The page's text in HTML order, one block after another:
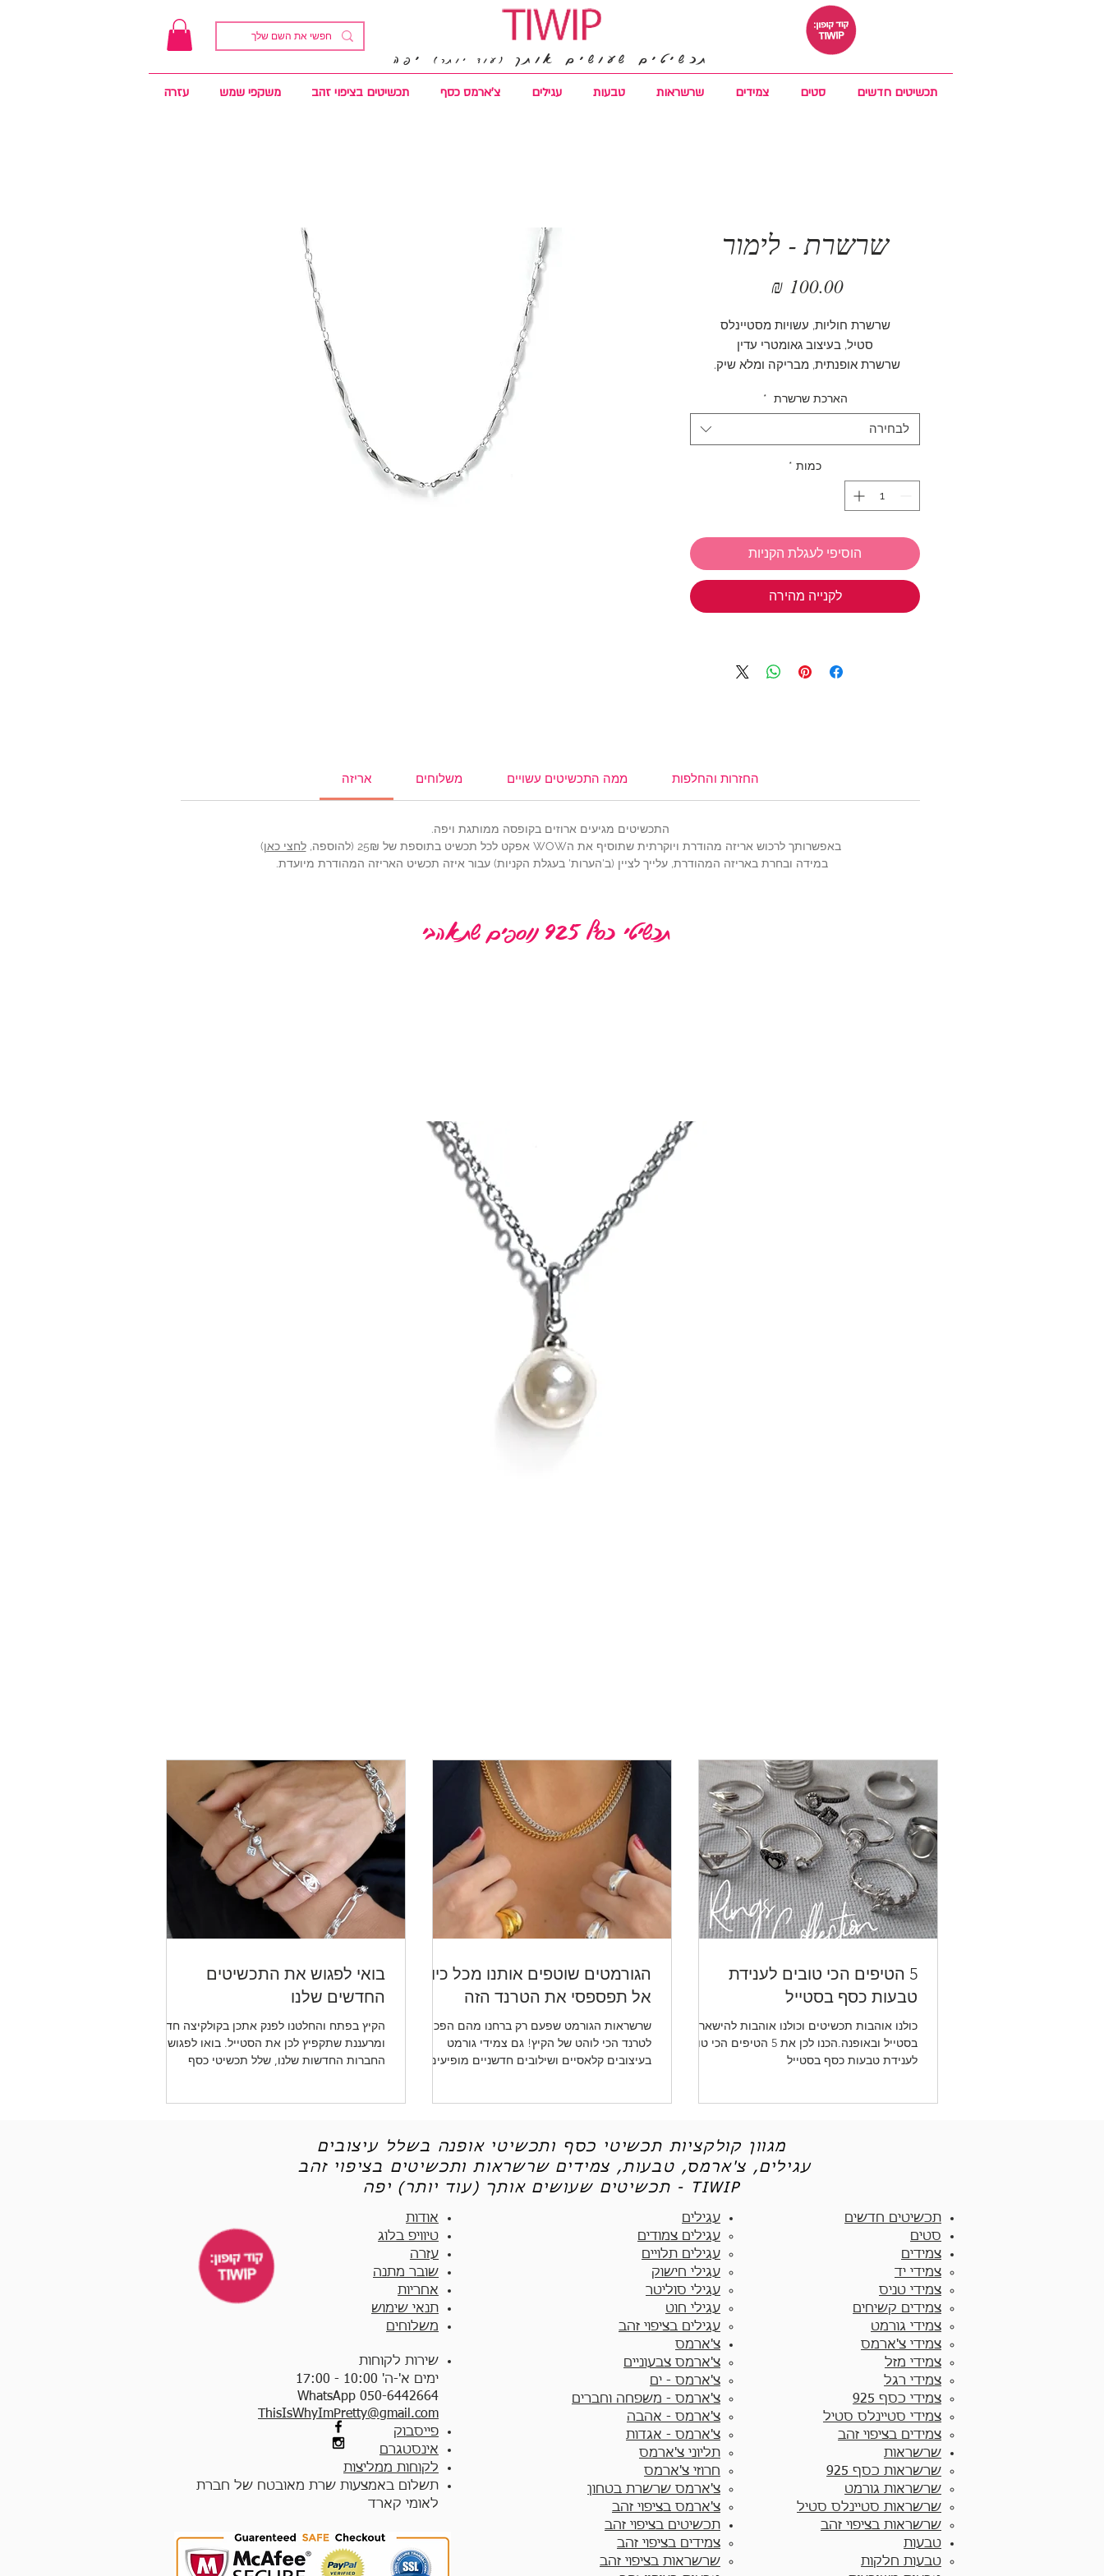
תכשיטים שעושים אותך (עוד יותר) יפה
תכשיטים חדשים סטים צמידים שרשראות טבעות עגילים צ'ארמס כסף תכשיטים בציפוי זהב משקפי שמש עזרה
שרשרת - לימור
‏100.00 ‏₪ מחיר
שרשרת חוליות, עשויות מסטיינלס
סטיל, בעיצוב גאומטרי עדין
שרשרת אופנתית, מבריקה ומלא שיק.
השרשת עשויה מ- Stainless steel (פלדת אל
חלד)
גודל הפנינים - 2 מ"מ
אורך השרשרת: 46 + 3 ס"מ
אנחנו ב TIWIP יודעות כמה כיף לתת ולקבל
מתנות
אז אל תשכחי את המבצע שלנו
שרשראות צ'ארמס כסף 925
הארכת שרשרת *
לבחירה
כמות *
הוסיפי לעגלת הקניות
לקנייה מהירה
אריזה משלוחים ממה התכשיטים עשויים החזרות והחלפות
התכשיטים מגיעים ארוזים בקופסה ממותגת ויפה.
באפשרותך לרכוש אריזה מהודרת ויוקרתית שתוסיף את הWOW אפקט לכל תכשיט בתוספת של 25₪ (להוספה,
לחצי כאן)
במידה ובחרת באריזה המהודרת, עלייך לציין (ב'הערות' בעגלת הקניות) עבור איזה תכשיט האריזה המהודרת מיועדת.
תכשיטי כסף 925 נוספים שתאהבי
אודט
לני
5 הטיפים הכי טובים לענידת
טבעות כסף בסטייל
כולנו אוהבות תכשיטים וכולנו אוהבות להישאר
בסטייל ובאופנה.הכנו לכן את 5 הטיפים הכי טובים
לענידת טבעות כסף בסטייל
הגורמטים שוטפים אותנו מכל כיוון -
אל תפספסי את הטרנד הזה
שרשראות הגורמט שפעם רק ברחנו מהם הפכו
לטרנד הכי לוהט של הקיץ! גם צמידי גורמט
בעיצובים קלאסיים ושילובים חדשניים מופיעים
בואי לפגוש את התכשיטים
החדשים שלנו
הקיץ בפתח והחלטנו לפנק אתכן בקולקיצה חדשה
ומרעננת שתקפיץ לכן את הסטייל. בואו לפגוש את
החברות החדשות שלנו, שלל תכשיטי כסף
מגוון קולקציות תכשיטי כסף ותכשיטי אופנה בשלל עיצובים
עגילים, צ'ארמס, טבעות, צמידים שרשראות ותכשיטים בציפוי זהב
תכשיטים שעושים אותך (עוד יותר) יפה - TIWIP
אודות
טיוויפ בלוג
עזרה
שובר מתנה
אחריות
תנאי שימוש
משלוחים
שירות לקוחות
ימים א'-ה' 10:00 - 17:00
WhatsApp 050-6442664
ThisIsWhyImPretty@gmail.com
פייסבוק
אינסטגרם
לקוחות ממליצות
תשלום באמצעות שרת מאובטח של חברת
לאומי קארד
עגילים
עגילים צמודים​
עגילים תלויים
עגילי חישוק
עגילי סוליטר
עגילי חוט
עגילים בציפוי זהב
צ'ארמס
צ'ארמס צבעוניים​
צ'ארמס - ים
צ'ארמס - משפחה וחברים
צ'ארמס - אהבה
צ'ארמס - אגדות
תליוני צ'ארמס
חרוזי צ'ארמס
צ'ארמס שרשרת בטחון
צ'ארמס בציפוי זהב
תכשיטים בציפוי זהב
צמידים בציפוי זהב​
שרשראות בציפוי זהב
תכשיטים חדשים
סטים
צמידים
צמידי יד​
צמידי טניס
צמידים קשיחים
צמידי גורמט
צמידי צ'ארמס
צמידי מזל
צמידי רגל
צמידי כסף 925
צמידי סטיינלס סטיל
צמידים בציפוי זהב
שרשראות
שרשראות כסף 925​
שרשראות גורמט
שרשראות סטיינלס סטיל
שרשראות בציפוי זהב
טבעות
טבעות חלקות​